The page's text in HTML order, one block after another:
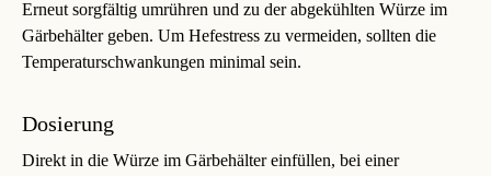
Erneut sorgfältig umrühren und zu der abgekühlten Würze im
Gärbehälter geben. Um Hefestress zu vermeiden, sollten die
Temperaturschwankungen minimal sein.
Dosierung
Direkt in die Würze im Gärbehälter einfüllen, bei einer